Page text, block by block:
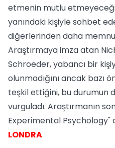
etmenin mutlu
yanındaki kişiyle sohbet
diğerlerinden daha
Araştırmaya imza atan
Schroeder, yabancı bir
olunmadığını ancak bazı
teşkil ettiğini, bu durumun
vurguladı. Araştırmanın
Experimental Psychology"
LONDRA